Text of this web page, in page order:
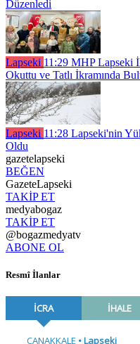
Düzenledi
Lapseki 11:29 MHP Lapseki
Okuttu ve Tatlı İkramında
Lapseki 11:28 Lapseki'nin
Oldu
gazetelapseki
BEĞEN
GazeteLapseki
TAKİP ET
medyabogaz
TAKİP ET
@bogazmedyatv
ABONE OL
Resmî İlanlar